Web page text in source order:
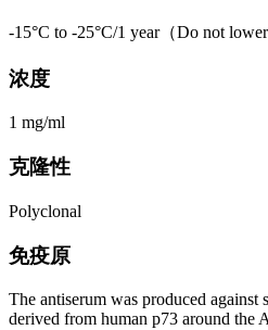
-15°C to -25°C/1 year（Do not lower
浓度
1 mg/ml
克隆性
Polyclonal
免疫原
The antiserum was produced against
derived from human p73 around the